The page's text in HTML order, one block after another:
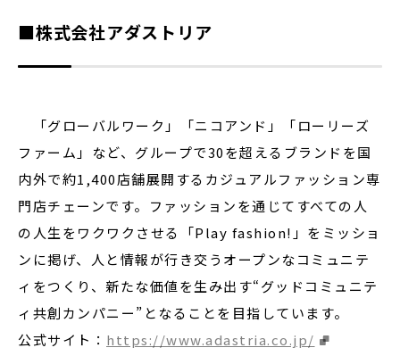
■株式会社アダストリア
「グローバルワーク」「ニコアンド」「ローリーズ
ファーム」など、グループで30を超えるブランドを国
内外で約1,400店舗展開するカジュアルファッション専
門店チェーンです。ファッションを通じてすべての人
の人生をワクワクさせる「Play fashion!」をミッショ
ンに掲げ、人と情報が行き交うオープンなコミュニテ
ィをつくり、新たな価値を生み出す“グッドコミュニテ
ィ共創カンパニー”となることを目指しています。
公式サイト： https://www.adastria.co.jp/